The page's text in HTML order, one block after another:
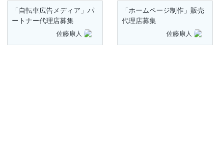
「自転車広告メディア」パ
ートナー代理店募集
佐藤康人
「ホームページ制作」販売
代理店募集
佐藤康人